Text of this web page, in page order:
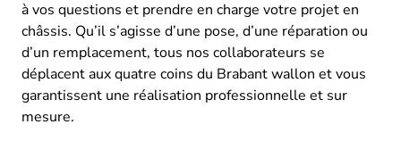
à vos questions et prendre en charge votre projet en
châssis. Qu’il s’agisse d’une pose, d’une réparation ou
d’un remplacement, tous nos collaborateurs se
déplacent aux quatre coins du Brabant wallon et vous
garantissent une réalisation professionnelle et sur
mesure.